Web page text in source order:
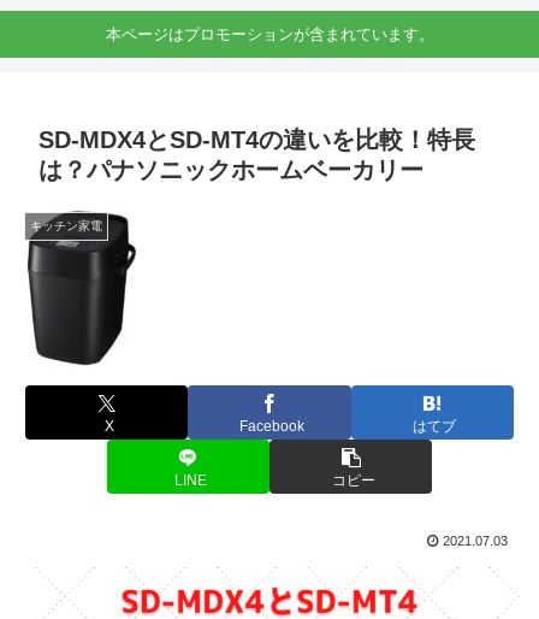
本ページはプロモーションが含まれています。
SD-MDX4とSD-MT4の違いを比較！特長
は？パナソニックホームベーカリー
キッチン家電
X Facebook はてブ
LINE コピー
2021.07.03